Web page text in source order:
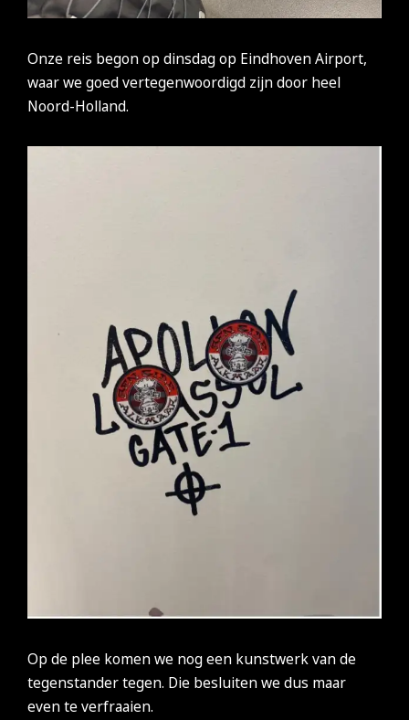
Onze reis begon op dinsdag op Eindhoven Airport,
waar we goed vertegenwoordigd zijn door heel
Noord-Holland.
Op de plee komen we nog een kunstwerk van de
tegenstander tegen. Die besluiten we dus maar
even te verfraaien.